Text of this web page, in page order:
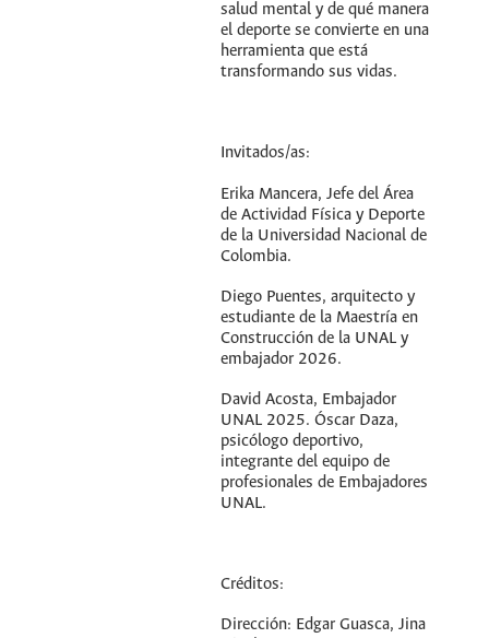
salud mental y de qué manera
el deporte se convierte en una
herramienta que está
transformando sus vidas.
Invitados/as:
Erika Mancera, Jefe del Área
de Actividad Física y Deporte
de la Universidad Nacional de
Colombia.
Diego Puentes, arquitecto y
estudiante de la Maestría en
Construcción de la UNAL y
embajador 2026.
David Acosta, Embajador
UNAL 2025. Óscar Daza,
psicólogo deportivo,
integrante del equipo de
profesionales de Embajadores
UNAL.
Créditos:
Dirección: Edgar Guasca, Jina